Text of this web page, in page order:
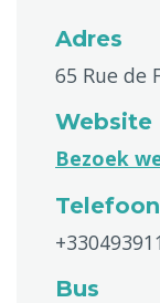
Adres
65 Rue de
Website
Bezoek
Telefoon
Bus